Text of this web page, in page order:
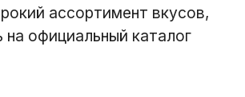
ассортимент вкусов,
на официальный каталог